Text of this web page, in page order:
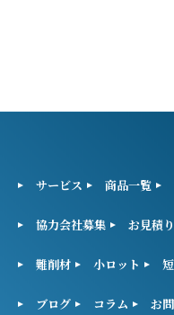
サービス 商品一覧
協力会社募集 お見積り
難削材 小ロット
ブログ コラム お